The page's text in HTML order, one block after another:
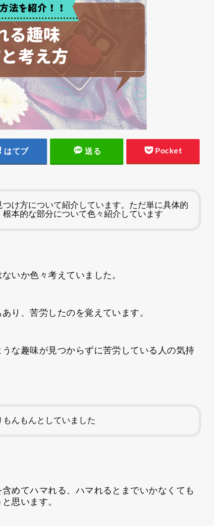
はてブ 送る Pocket
け方について紹介しています。ただ単に具体的
本的な部分について色々紹介しています
いか色々考えていました。
り、苦労したのを覚えています。
な趣味が見つからずに苦労している人の気持
んもんとしていました
めてハマれる、ハマれるとまでいかなくても
思います。